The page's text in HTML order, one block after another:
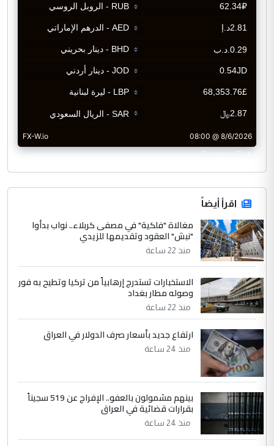
CurrencyRate
اقرأ أيضاً
مغالاة "فلكية" في مصفى كربلاء.. نواب بدأوا
"نبش" العقود وتقديمها للزيدي
منذ 22 ساعة
الاستخبارات تستدرج إرهابياً من تركيا وتطيح به فور
وصوله مطار بغداد
منذ 22 ساعة
ارتفاع جديد بأسعار صرف الدولار في العراق
منذ 24 ساعة
بينهم مشمولون بالعفو.. الإفراج عن 519 سجيناً
بقرارات قضائية في العراق
منذ 24 ساعة